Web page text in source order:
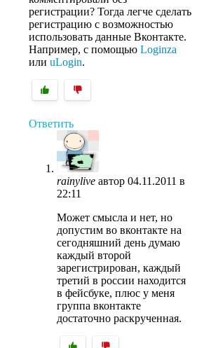
регистрации? Тогда легче сделать
регистрацию с возможностью
использовать данные Вконтакте.
Например, с помощью Loginza
или uLogin.
Ответить
rainylive автор 04.11.2011 в
22:11
Может смысла и нет, но
допустим во вконтакте на
сегодняшний день думаю
каждый второй
зарегистрирован, каждый
третий в россии находится
в фейсбуке, плюс у меня
группа вконтакте
достаточно раскрученная.